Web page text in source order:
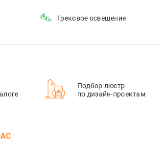
Трековое освещение
Подбор люстр
по дизайн-проектам